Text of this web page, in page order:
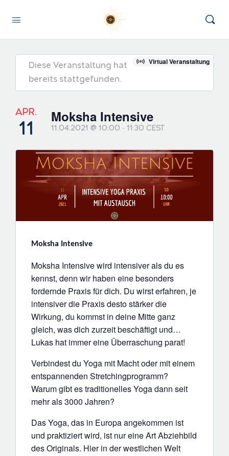
Virtual Veranstaltung
Diese Veranstaltung hat
bereits stattgefunden.
APR.
11 Moksha Intensive
11.04.2021 @ 10:00 - 11:30 CEST
Moksha Intensive
Moksha Intensive wird intensiver als du es
kennst, denn wir haben eine besonders
fordernde Praxis für dich. Du wirst erfahren, je
intensiver die Praxis desto stärker die
Wirkung, du kommst in deine Mitte ganz
gleich, was dich zurzeit beschäftigt und…
Lukas hat immer eine Überraschung parat!
Verbindest du Yoga mit Macht oder mit einem
entspannenden Stretchingprogramm?
Warum gibt es traditionelles Yoga dann seit
mehr als 3000 Jahren?
Das Yoga, das in Europa angekommen ist
und praktiziert wird, ist nur eine Art Abziehbild
des Originals. Hier in der westlichen Welt